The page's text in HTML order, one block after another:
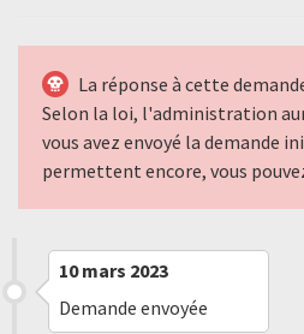
La réponse à cette
Selon la loi, l'administration
vous avez envoyé la demande
permettent encore, vous
10 mars 2023
Demande envoyée